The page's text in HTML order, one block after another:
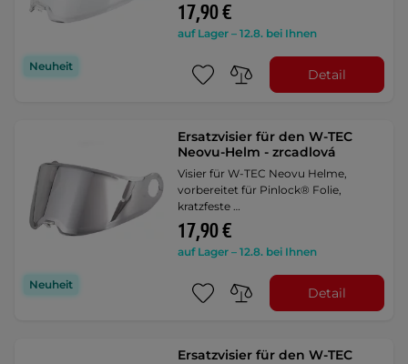
Neuheit
17,90 €
auf Lager – 12.8. bei Ihnen
Detail
Neuheit
Ersatzvisier für den W-TEC
Neovu-Helm - zrcadlová
Visier für W-TEC Neovu Helme,
vorbereitet für Pinlock® Folie,
kratzfeste …
17,90 €
auf Lager – 12.8. bei Ihnen
Detail
Ersatzvisier für den W-TEC